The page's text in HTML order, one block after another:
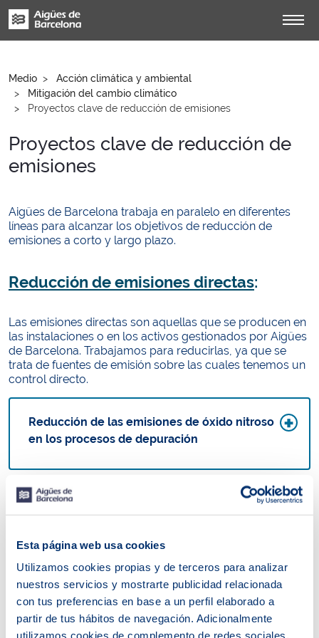
Esta página web usa cookies
Utilizamos cookies propias y de terceros para analizar
nuestros servicios y mostrarte publicidad relacionada
con tus preferencias en base a un perfil elaborado a
partir de tus hábitos de navegación. Adicionalmente
utilizamos cookies de complemento de redes sociales.
Medio
Acción climática y ambiental
Mitigación del cambio climático
Proyectos clave de reducción de emisiones
Proyectos clave de reducción de
emisiones
Aigües de Barcelona trabaja en paralelo en diferentes
líneas para alcanzar los objetivos de reducción de
emisiones a corto y largo plazo.
Reducción de emisiones directas:
Las emisiones directas son aquellas que se producen en
las instalaciones o en los activos gestionados por Aigües
de Barcelona. Trabajamos para reducirlas, ya que se
trata de fuentes de emisión sobre las cuales tenemos un
control directo.
Reducción de las emisiones de óxido nitroso
en los procesos de depuración
Campañas de detección y cuantificación de
Movilidad sostenible